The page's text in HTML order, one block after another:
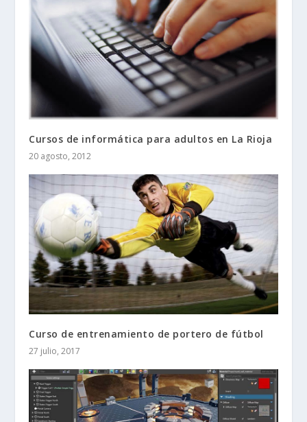
Cursos de informática para adultos en La Rioja
20 agosto, 2012
Curso de entrenamiento de portero de fútbol
27 julio, 2017